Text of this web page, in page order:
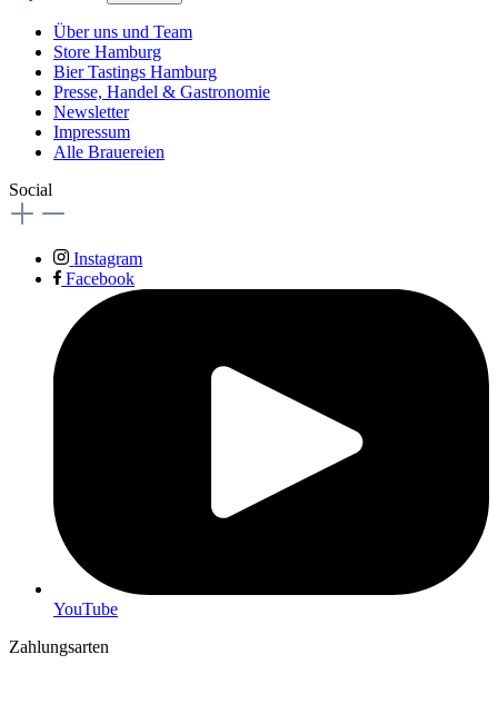
Über uns und Team
Store Hamburg
Bier Tastings Hamburg
Presse, Handel & Gastronomie
Newsletter
Impressum
Alle Brauereien
Social
Instagram
Facebook
YouTube
Zahlungsarten